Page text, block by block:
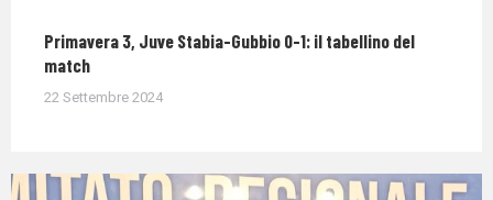
Primavera 3, Juve Stabia-Gubbio 0-1: il tabellino del
match
22 Settembre 2024